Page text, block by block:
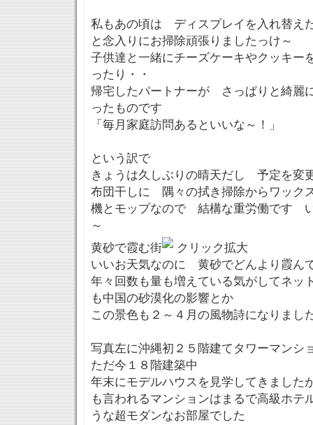
私もあの頃は ディスプレイを入れ替え
と念入りにお掃除頑張りましたっけ～
子供達と一緒にチーズケーキやクッキ
ったり・・
帰宅したパートナーが さっぱりと綺麗
ったものです
「毎月家庭訪問あるといいな～！」
という訳で
きょうは久しぶりの晴天だし 予定を変
布団干しに 隅々の拭き掃除からワック
機とモップなので 結構な重労働です
～
黄砂で霞む街
クリック拡大
いいお天気なのに 黄砂でどんより霞ん
年々回数も量も増えている気がしてネ
も中国の砂漠化の影響とか
この景色も２～４月の風物詩になりまし
写真左に沖縄初２５階建てタワーマンシ
ただ今１８階建築中
年末にモデルハウスを見学してきまし
も言われるマンションはまるで高級ホテ
うな超モダンなお部屋でした